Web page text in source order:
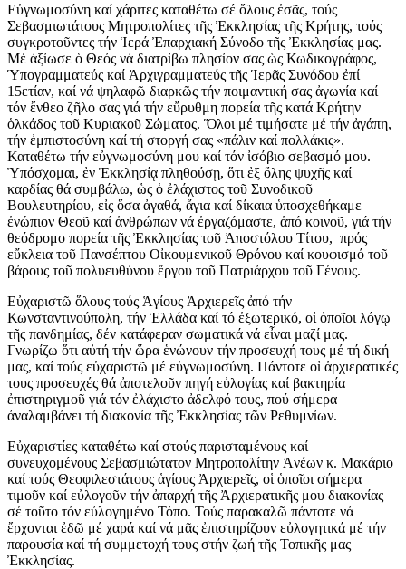
Εὐγνωμοσύνη καί χάριτες καταθέτω σέ ὅλους ἐσᾶς, τούς
Σεβασμιωτάτους Μητροπολίτες τῆς Ἐκκλησίας τῆς Κρήτης, τούς
συγκροτοῦντες τήν Ἱερά Ἐπαρχιακή Σύνοδο τῆς Ἐκκλησίας μας.
Μέ ἀξίωσε ὁ Θεός νά διατρίβω πλησίον σας ὡς Κωδικογράφος,
Ὑπογραμματεύς καί Ἀρχιγραμματεύς τῆς Ἱερᾶς Συνόδου ἐπί
15ετίαν, καί νά ψηλαφῶ διαρκῶς τήν ποιμαντική σας ἀγωνία καί
τόν ἔνθεο ζῆλο σας γιά τήν εὔρυθμη πορεία τῆς κατά Κρήτην
ὁλκάδος τοῦ Κυριακοῦ Σώματος. Ὅλοι μέ τιμήσατε μέ τήν ἀγάπη,
τήν ἐμπιστοσύνη καί τή στοργή σας «πάλιν καί πολλάκις».
Καταθέτω τήν εὐγνωμοσύνη μου καί τόν ἰσόβιο σεβασμό μου.
Ὑπόσχομαι, ἐν Ἐκκλησίᾳ πληθούσῃ, ὅτι ἐξ ὅλης ψυχῆς καί
καρδίας θά συμβάλω, ὡς ὁ ἐλάχιστος τοῦ Συνοδικοῦ
Βουλευτηρίου, εἰς ὅσα ἀγαθά, ἅγια καί δίκαια ὑποσχεθήκαμε
ἐνώπιον Θεοῦ καί ἀνθρώπων νά ἐργαζόμαστε, ἀπό κοινοῦ, γιά τήν
θεόδρομο πορεία τῆς Ἐκκλησίας τοῦ Ἀποστόλου Τίτου, πρός
εὔκλεια τοῦ Πανσέπτου Οἰκουμενικοῦ Θρόνου καί κουφισμό τοῦ
βάρους τοῦ πολυευθύνου ἔργου τοῦ Πατριάρχου τοῦ Γένους.
Εὐχαριστῶ ὅλους τούς Ἁγίους Ἀρχιερεῖς ἀπό τήν
Κωνσταντινούπολη, τήν Ἑλλάδα καί τό ἐξωτερικό, οἱ ὁποῖοι λόγῳ
τῆς πανδημίας, δέν κατάφεραν σωματικά νά εἶναι μαζί μας.
Γνωρίζω ὅτι αὐτή τήν ὥρα ἑνώνουν τήν προσευχή τους μέ τή δική
μας, καί τούς εὐχαριστῶ μέ εὐγνωμοσύνη. Πάντοτε οἱ ἀρχιερατικές
τους προσευχές θά ἀποτελοῦν πηγή εὐλογίας καί βακτηρία
ἐπιστηριγμοῦ γιά τόν ἐλάχιστο ἀδελφό τους, πού σήμερα
ἀναλαμβάνει τή διακονία τῆς Ἐκκλησίας τῶν Ρεθυμνίων.
Εὐχαριστίες καταθέτω καί στούς παρισταμένους καί
συνευχομένους Σεβασμιώτατον Μητροπολίτην Ἀνέων κ. Μακάριο
καί τούς Θεοφιλεστάτους ἁγίους Ἀρχιερεῖς, οἱ ὁποῖοι σήμερα
τιμοῦν καί εὐλογοῦν τήν ἀπαρχή τῆς Ἀρχιερατικῆς μου διακονίας
σέ τοῦτο τόν εὐλογημένο Τόπο. Τούς παρακαλῶ πάντοτε νά
ἔρχονται ἐδῶ μέ χαρά καί νά μᾶς ἐπιστηρίζουν εὐλογητικά μέ τήν
παρουσία καί τή συμμετοχή τους στήν ζωή τῆς Τοπικῆς μας
Ἐκκλησίας.